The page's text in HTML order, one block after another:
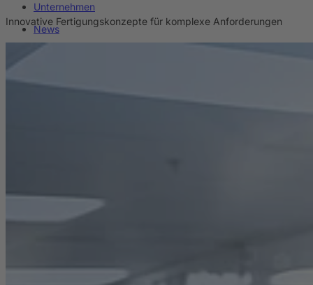
Unternehmen
News
Karriere
Innovative Fertigungskonzepte für komplexe Anforderungen